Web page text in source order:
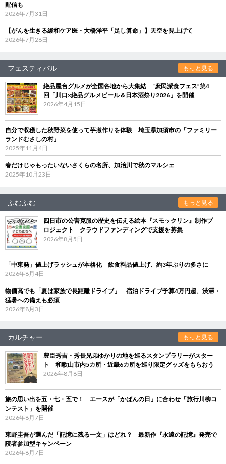
配信も
2026年7月31日
【がんを生きる緩和ケア医・大橋洋平「足し算命」】天空を見上げて
2026年7月28日
フェスティバル もっと見る
絶品屋台グルメが全国各地から大集結 “庶民派食フェス”第4
回「川口×絶品グルメビール＆日本酒祭り2026」を開催
2026年4月15日
自分で収穫した秋野菜を使って芋煮作りを体験 埼玉県加須市の「ファミリー
ランドむさしの村」
2025年11月4日
春だけじゃもったいないさくらの名所、加治川で秋のマルシェ
2025年10月23日
ふむふむ もっと見る
四日市の公害克服の歴史を伝える絵本『スモックリン』制作プ
ロジェクト クラウドファンディングで支援を募集
2026年8月5日
「中東発」値上げラッシュが本格化 飲食料品値上げ、約3年ぶりの多さに
2026年8月4日
物価高でも「夏は家族で長距離ドライブ」 宿泊ドライブ予算4万円超、渋滞・
猛暑への備えも必須
2026年8月3日
カルチャー もっと見る
豊臣秀吉・秀長兄弟ゆかりの地を巡るスタンプラリーがスター
ト 和歌山市内5カ所・近畿6カ所を巡り限定グッズをもらおう
2026年8月8日
旅の思い出を五・七・五で！ エースが「かばんの日」に合わせ「旅行川柳コ
ンテスト」を開催
2026年8月7日
東野圭吾が選んだ「記憶に残る一文」はどれ？ 最新作『永遠の記憶』発売で
読者参加型キャンペーン
2026年8月7日